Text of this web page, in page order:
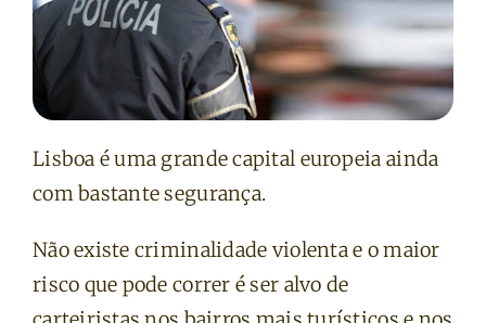
Lisboa é uma grande capital europeia ainda
com bastante segurança.
Não existe criminalidade violenta e o maior
risco que pode correr é ser alvo de